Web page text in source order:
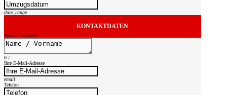
date_range
KONTAKTDATEN
Name / Vorname
0 /
Ihre E-Mail-Adresse
email
Telefon